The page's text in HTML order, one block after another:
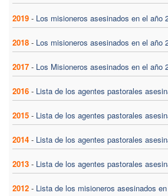
2019 - Los misioneros asesinados en el año
2018 - Los misioneros asesinados en el año
2017 - Los Misioneros asesinados en el año
2016 - Lista de los agentes pastorales
2015 - Lista de los agentes pastorales
2014 - Lista de los agentes pastorales
2013 - Lista de los agentes pastorales
2012 - Lista de los misioneros asesinados